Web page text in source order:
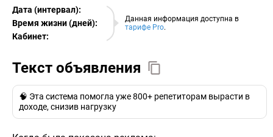
Данная информация доступна в
тарифе Pro.
Дата (интервал):
09.08.2026
Время жизни (дней):
Кабинет:
EURO
Текст объявления
🧠 Эта система помогла уже 800+ репетиторам вырасти в
доходе, снизив нагрузку